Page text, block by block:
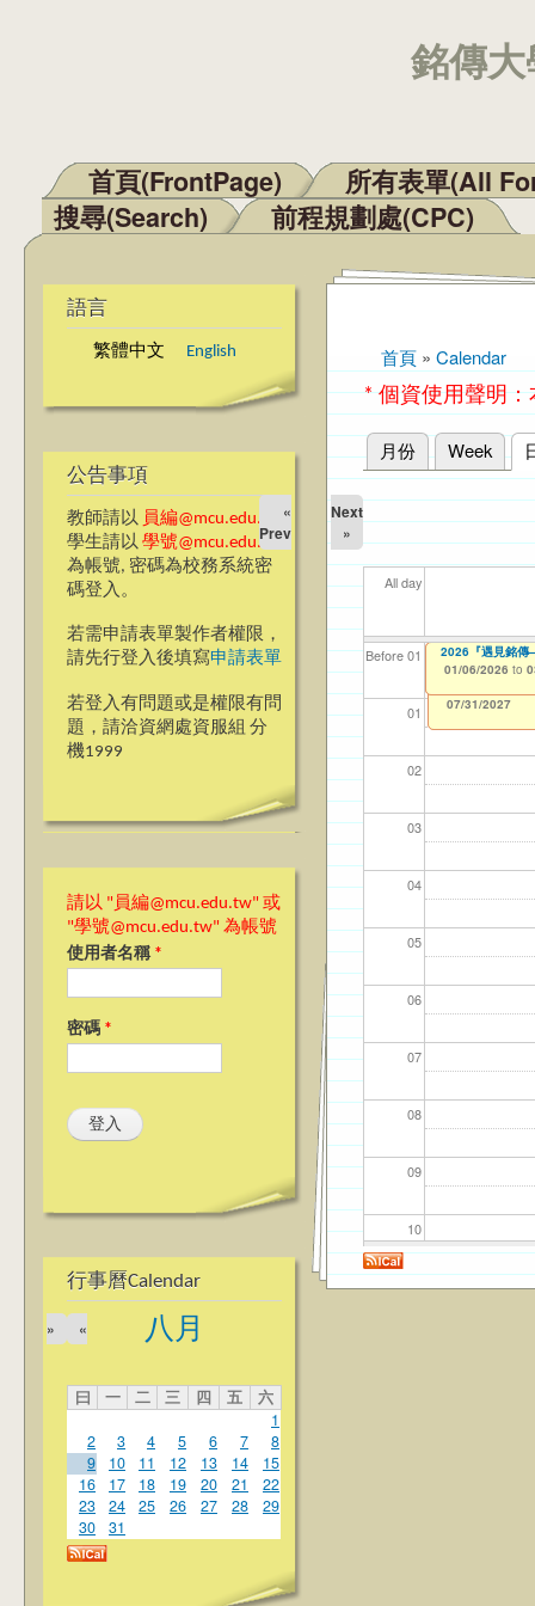
銘傳
主選單
首頁(FrontPage)
所有表單(All
搜尋(Search)
前程規劃處(CPC)
語言
繁體中文 English
公告事項
教師請以 員編@mcu.edu.tw
學生請以 學號@mcu.edu.tw
為帳號, 密碼為校務系統密
碼登入。
若需申請表單製作者權限，
請先行登入後填寫申請表單
若登入有問題或是權限有問
題，請洽資網處資服組 分
機1999
請以 "員編@mcu.edu.tw" 或
"學號@mcu.edu.tw" 為帳號
使用者名稱 *
密碼 *
行事曆Calendar
八月
«
»
曰 一 二 三 四 五
六
1
2
3 4 5 6 7
8
9
10 11 12 13 14
15
16
17 18 19 20 21
22
23
24 25 26 27 28
29
30
31
您在這裡
首頁 » Calendar
* 個資使用聲明
主要索引標籤
月份 Week
«
Prev
Next
»
All day
Before 01
01
02
03
04
05
06
07
08
09
10
11
【資網處】
整合系統～表單
12/31/2027
【財務處】工讀
11/12/2021 to
【財務處】漏打
錄
07/31/2027
114
04/
114
02/
114
03/
【學
07/
教務
11/
(桃園學務組)114
12/22/2025 to
2026『甄愛銘傳
01/06/2026 to
2026『遇見銘傳
01/06/2026 to